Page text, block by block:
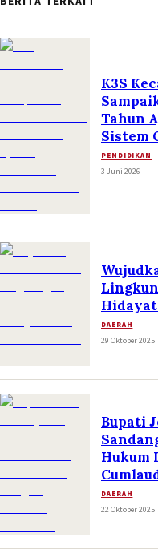
K3S
Tahun
Sistem
PENDIDIKAN
3 Juni 2026
Hidayat
DAERAH
29 Oktober 2025
Bupati
Hukum
DAERAH
22 Oktober 2025